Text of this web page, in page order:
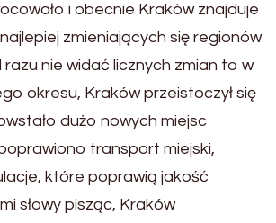
i obecnie Kraków znajduje
zmieniających się regionów
razu nie widać licznych zmian to w
okresu, Kraków przeistoczył się
dużo nowych miejsc
transport miejski,
które poprawią jakość
słowy pisząc, Kraków